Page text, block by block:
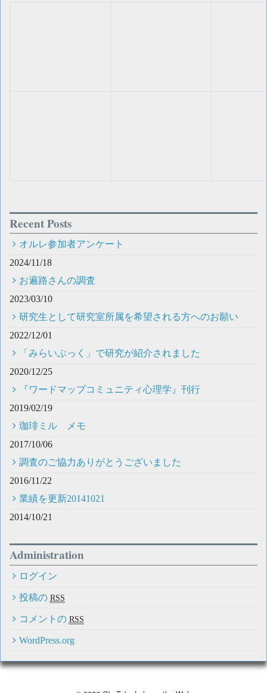
Recent Posts
オルレ参加者アンケート
2024/11/18
お遍路さんの調査
2023/03/10
研究生として研究室所属を希望される方へのお願い
2022/12/01
「みらいぶっく」で研究が紹介されました
2020/12/25
『ワードマップコミュニティ心理学』刊行
2019/02/19
珈琲ミル メモ
2017/10/06
調査のご協力ありがとうございました
2016/11/22
業績を更新20141021
2014/10/21
Administration
ログイン
投稿の RSS
コメントの RSS
WordPress.org